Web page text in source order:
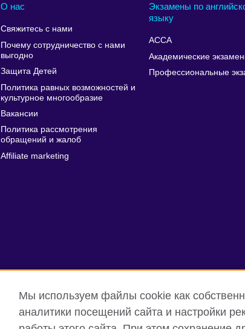
О нас
Свяжитесь с нами
Почему сотрудничество с нами
выгодно
Защита Детей
Политика равных возможностей и
культурное многообразие
Вакансии
Политика рассмотрения
обращений и жалоб
Affiliate marketing
Экзамены по
языку
ACCA
Академические
Профессиональные
Мы используем файлы cookie как
аналитики посещений сайта и настройки